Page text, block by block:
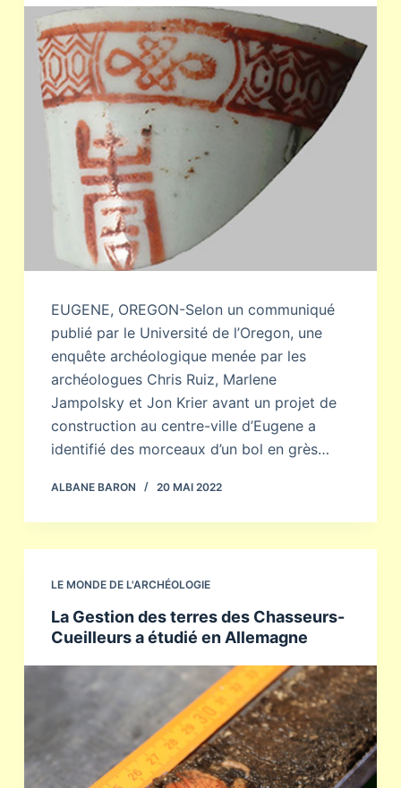
EUGENE, OREGON-Selon un communiqué
publié par le Université de l’Oregon, une
enquête archéologique menée par les
archéologues Chris Ruiz, Marlene
Jampolsky et Jon Krier avant un projet de
construction au centre-ville d’Eugene a
identifié des morceaux d’un bol en grès…
ALBANE BARON 20 MAI 2022
LE MONDE DE L'ARCHÉOLOGIE
La Gestion des terres des Chasseurs-
Cueilleurs a étudié en Allemagne